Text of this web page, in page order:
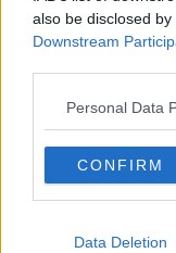
also be disclosed
Downstream
Personal Data
CONFIRM
Data Deletion
Pijama
Tutti al
Freddie
La
Tutte le